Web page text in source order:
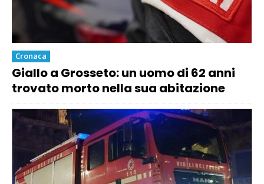
Cronaca
Giallo a Grosseto: un uomo di 62 anni
trovato morto nella sua abitazione